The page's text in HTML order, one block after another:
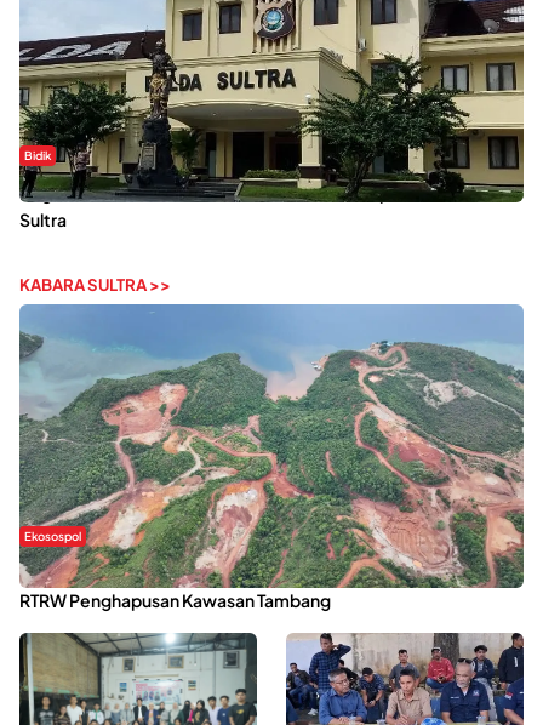
Bidik
Dugaan Kekerasan Seksual di UIN Kendari Dilaporkan ke Polda
Sultra
KABARA SULTRA >>
Ekosospol
Kabaena Menanti Kepastian Pemulihan Lingkungan Usai Revisi
RTRW Penghapusan Kawasan Tambang